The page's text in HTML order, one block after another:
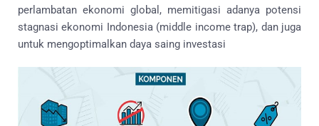
perlambatan ekonomi global, memitigasi adanya potensi
stagnasi ekonomi Indonesia (middle income trap), dan juga
untuk mengoptimalkan daya saing investasi